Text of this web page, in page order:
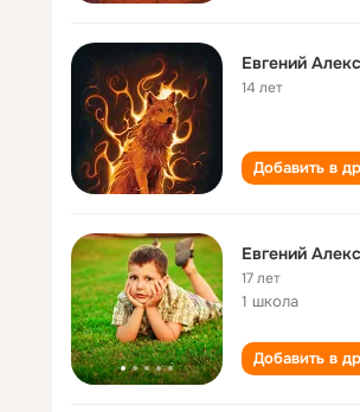
Евгений
14 лет
Добавить в
Евгений
17 лет
1 школа
Добавить в